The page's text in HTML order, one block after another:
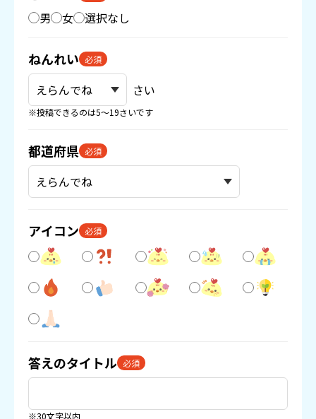
男 女 選択なし
ねんれい 必須
さい
※投稿できるのは5〜19さいです
都道府県 必須
アイコン 必須
答えのタイトル 必須
※30文字以内